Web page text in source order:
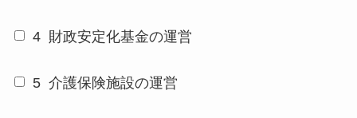
4 財政安定化基金の運営
5 介護保険施設の運営